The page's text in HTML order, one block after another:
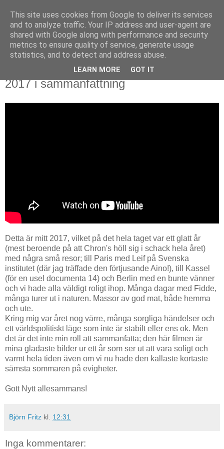
Björn Fritz
vad än som faller mig in
söndag, december 31, 2017
2017 i sammanfattning
Detta är mitt 2017, vilket på det hela taget var ett glatt år
(mest beroende på att Chron's höll sig i schack hela året)
med några små resor; till Paris med Leif på Svenska
institutet (där jag träffade den förtjusande Aino!), till Kassel
(för en usel documenta 14) och Berlin med en bunte vänner
och vi hade alla väldigt roligt ihop. Många dagar med Fidde,
många turer ut i naturen. Massor av god mat, både hemma
och ute.
Kring mig var året nog värre, många sorgliga händelser och
ett världspolitiskt läge som inte är stabilt eller ens ok. Men
det är det inte min roll att sammanfatta; den här filmen är
mina gladaste bilder ur ett år som ser ut att vara soligt och
varmt hela tiden även om vi nu hade den kallaste kortaste
sämsta sommaren på evigheter.
Gott Nytt allesammans!
Björn Fritz kl. 12:31
Inga kommentarer:
This site uses cookies from Google to deliver its services
and to analyze traffic. Your IP address and user-agent are
shared with Google along with performance and security
metrics to ensure quality of service, generate usage
statistics, and to detect and address abuse.
LEARN MORE GOT IT